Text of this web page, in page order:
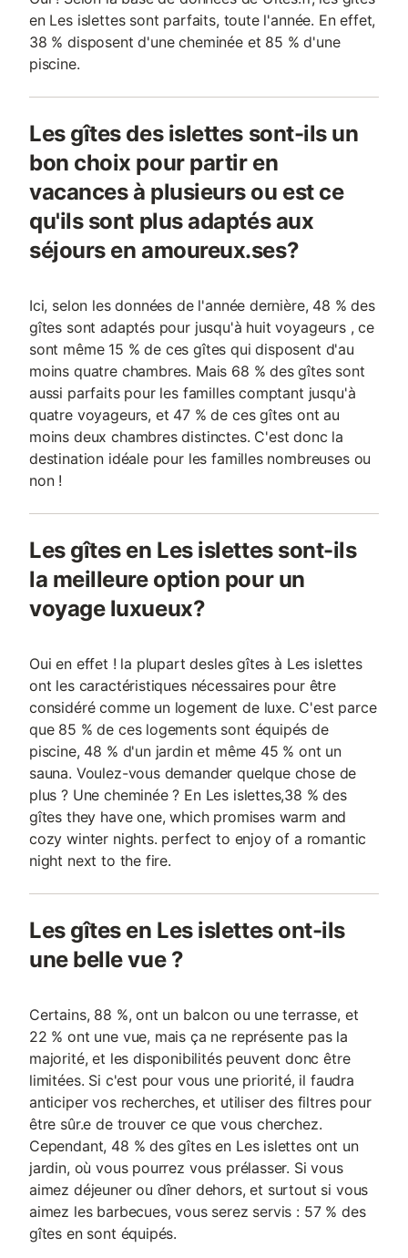
en Les islettes sont parfaits, toute l'année. En effet,
38 % disposent d'une cheminée et 85 % d'une
piscine.
Les gîtes des islettes sont-ils un
bon choix pour partir en
vacances à plusieurs ou est ce
qu'ils sont plus adaptés aux
séjours en amoureux.ses?
Ici, selon les données de l'année dernière, 48 % des
gîtes sont adaptés pour jusqu'à huit voyageurs , ce
sont même 15 % de ces gîtes qui disposent d'au
moins quatre chambres. Mais 68 % des gîtes sont
aussi parfaits pour les familles comptant jusqu'à
quatre voyageurs, et 47 % de ces gîtes ont au
moins deux chambres distinctes. C'est donc la
destination idéale pour les familles nombreuses ou
non !
Les gîtes en Les islettes sont-ils
la meilleure option pour un
voyage luxueux?
Oui en effet ! la plupart desles gîtes à Les islettes
ont les caractéristiques nécessaires pour être
considéré comme un logement de luxe. C'est parce
que 85 % de ces logements sont équipés de
piscine, 48 % d'un jardin et même 45 % ont un
sauna. Voulez-vous demander quelque chose de
plus ? Une cheminée ? En Les islettes,38 % des
gîtes they have one, which promises warm and
cozy winter nights. perfect to enjoy of a romantic
night next to the fire.
Les gîtes en Les islettes ont-ils
une belle vue ?
Certains, 88 %, ont un balcon ou une terrasse, et
22 % ont une vue, mais ça ne représente pas la
majorité, et les disponibilités peuvent donc être
limitées. Si c'est pour vous une priorité, il faudra
anticiper vos recherches, et utiliser des filtres pour
être sûr.e de trouver ce que vous cherchez.
Cependant, 48 % des gîtes en Les islettes ont un
jardin, où vous pourrez vous prélasser. Si vous
aimez déjeuner ou dîner dehors, et surtout si vous
aimez les barbecues, vous serez servis : 57 % des
gîtes en sont équipés.